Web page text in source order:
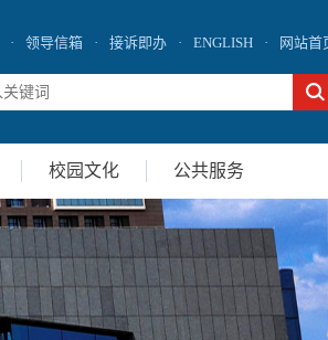
· 领导信箱 · 接诉即办 · ENGLISH · 网站首
校园文化 公共服务